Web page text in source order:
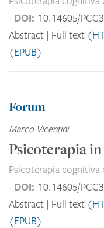
- DOI: 10.14605/
Abstract
Full text
(EPUB)
Forum
Marco Vicentini
Psicoterapia
Psicoterapia
- DOI: 10.14605/
Abstract
Full text
(EPUB)